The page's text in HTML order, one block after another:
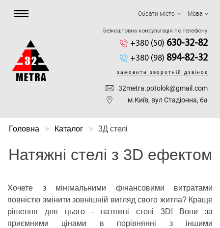
Обрати місто Мова
Безкоштовна консультація по телефону
+380 (50) 630-32-82
+380 (98) 894-82-32
замовити зворотній дзвінок
32metra.potolok@gmail.com
м.Київ, вул Стадіонна, 6а
Головна Каталог 3Д стелі
Натяжні стелі з 3D ефектом
Хочете з мінімальними фінансовими витратами
повністю змінити зовнішній вигляд свого житла? Краще
рішення для цього - натяжні стелі 3D! Вони за
приємними цінами в порівнянні з іншими